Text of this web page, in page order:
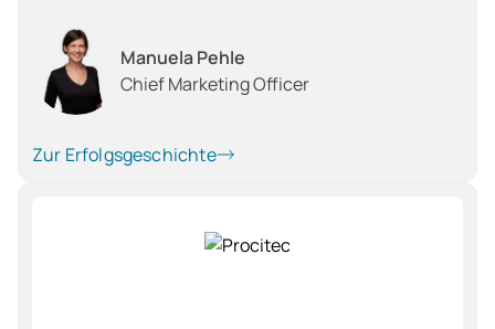
Antworten wartet.“
Manuela Pehle
Chief Marketing Officer
Zur Erfolgsgeschichte